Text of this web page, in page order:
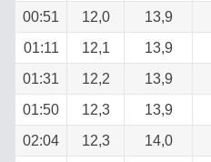
00:51
12,0 13,9
01:11
12,1 13,9
01:31
12,2 13,9
01:50
12,3 13,9
02:04
12,3 14,0
PROČ
POTŘEBUJETE
REFRAKTOMETR?
ENCYKLOPEDIE